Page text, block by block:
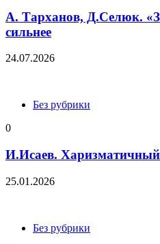
А. Тарханов, Д.Селюк.
сильнее
24.07.2026
Без рубрики
0
И.Исаев. Харизматичный
25.01.2026
Без рубрики